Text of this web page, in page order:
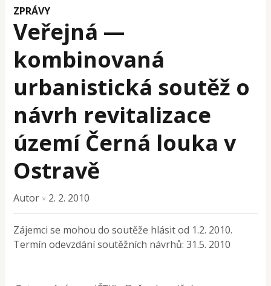
ZPRÁVY
Veřejná —
kombinovaná
urbanistická soutěž o
návrh revitalizace
území Černá louka v
Ostravě
Autor × 2. 2. 2010
Zájemci se mohou do soutěže hlásit od 1.2. 2010.
Termín odevzdání soutěžních návrhů: 31.5. 2010